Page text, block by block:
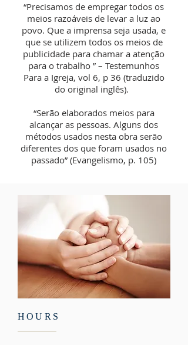
“Precisamos de empregar todos os
meios razoáveis de levar a luz ao
povo. Que a imprensa seja usada, e
que se utilizem todos os meios de
publicidade para chamar a atenção
para o trabalho ” – Testemunhos
Para a Igreja, vol 6, p 36 (traduzido
do original inglês).
“Serão elaborados meios para
alcançar as pessoas. Alguns dos
métodos usados nesta obra serão
diferentes dos que foram usados no
passado” (Evangelismo, p. 105)
HOURS